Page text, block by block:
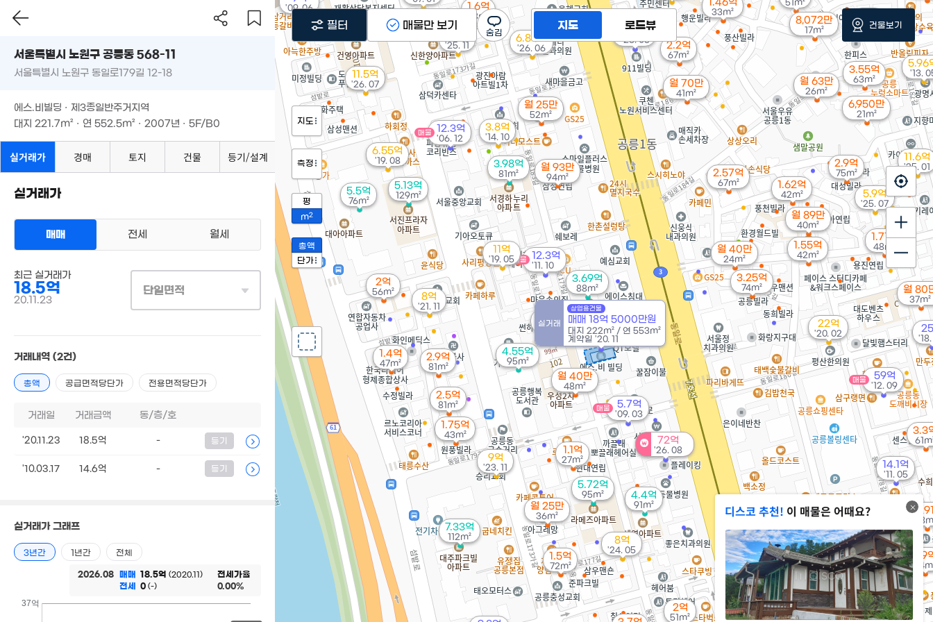
72억
'26. 08
11.5억
'26. 07
3.69억
88m²
7.33억
112m²
2.9
4.8억
83m²
5.7억
'09. 03
매물
48억
'26. 05
59억
'12. 09
매물
월 25만
36m²
6.84억
'26. 06
월 63만
26m²
12.3억
'06. 12
매물
1.62억
42m²
월 80
37m²
12.3억
'11. 10
매물
1.46억
33m²
5.5억
76m²
2.9억
75m²
월 40만
24m²
월 93만
94m²
월 89만
40m²
51m²
3.98억
81m²
월 70만
41m²
'25. 11
5.72억
95m²
2.3억
58m²
2.9억
81m²
월 40만
48m²
5.9억
'25. 07
5.13억
129m²
1.6억
48m²
2억
56m²
5.4억
99m²
1.55억
42m²
월 25만
52m²
11.6억
'25. 01
4.55억
95m²
3.1억
68m²
3.25억
74m²
3.55억
63m²
1.71억
48m²
8억
'24. 05
1.75억
43m²
4.4억
91m²
9억
'23. 11
2.57억
67m²
2.2억
67m²
1.1억
27m²
18.8억
'21. 11
8억
'21. 11
3.3
2억
51m²
실거래
상업용건물
매매 18억 5000만원
대지 222m² / 연 553m²
계약일 '20. 11
2.5억
81m²
1.5억
72m²
22억
'20. 02
6.55억
'19. 08
1.58억
34m²
11억
'19. 05
1.4억
47m²
8,072만
17m²
3.8억
'14. 10
6,950만
21m²
5.96
'13.
14.1억
'11. 05
'09. 06
디스코 추천! 이 매물은 어때요?
지도 로드뷰
지도
측정
평
m2
총액
단가
필터 매물만 보기 건물보기
서울특별시 노원구 공릉동 568-11
서울특별시 노원구 동일로179길 12-18
에스.비빌딩 · 제3종일반주거지역
대지 221.7m² · 연 552.5m² · 2007년 · 5F/B0
실거래가 경매 토지 건물 등기/설계
실거래가
매매 전세 월세
최근 실거래가
18.5억
20.11.23
단일면적
거래내역 (2건)
총액 공급면적당단가 전용면적당단가
거래일 거래금액 동/층/호
'20.11.23 18.5억 - 등기
'10.03.17 14.6억 - 등기
실거래가 그래프
3년간 1년간 전체
2026.08 매매 18.5억 (2020.11)
전세 0 (-)
전세가율
0.00%
37억